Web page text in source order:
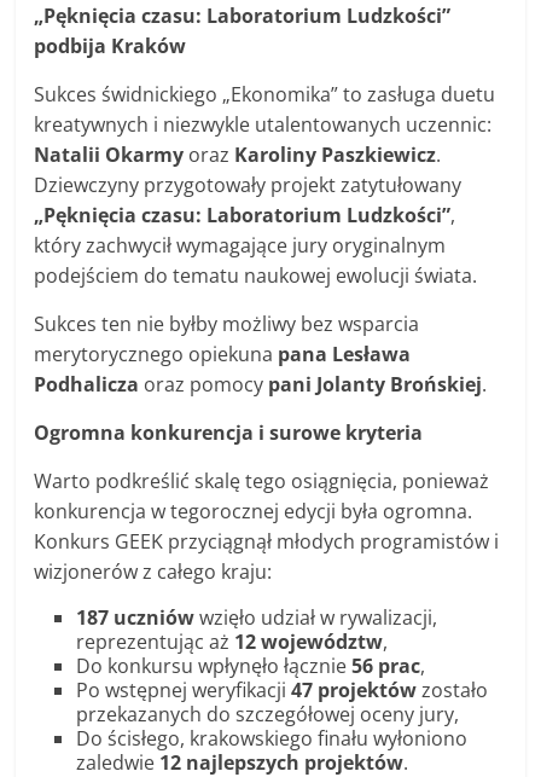
„Pęknięcia czasu: Laboratorium Ludzkości”
podbija Kraków
Sukces świdnickiego „Ekonomika” to zasługa duetu
kreatywnych i niezwykle utalentowanych uczennic:
Natalii Okarmy oraz Karoliny Paszkiewicz.
Dziewczyny przygotowały projekt zatytułowany
„Pęknięcia czasu: Laboratorium Ludzkości”,
który zachwycił wymagające jury oryginalnym
podejściem do tematu naukowej ewolucji świata.
Sukces ten nie byłby możliwy bez wsparcia
merytorycznego opiekuna pana Lesława
Podhalicza oraz pomocy pani Jolanty Brońskiej.
Ogromna konkurencja i surowe kryteria
Warto podkreślić skalę tego osiągnięcia, ponieważ
konkurencja w tegorocznej edycji była ogromna.
Konkurs GEEK przyciągnął młodych programistów i
wizjonerów z całego kraju:
187 uczniówwzięło udział w rywalizacji,
reprezentując aż 12 województw,
Do konkursu wpłynęło łącznie56 prac,
Po wstępnej weryfikacji47 projektówzostało
przekazanych do szczegółowej oceny jury,
Do ścisłego, krakowskiego finału wyłoniono
zaledwie 12 najlepszych projektów.